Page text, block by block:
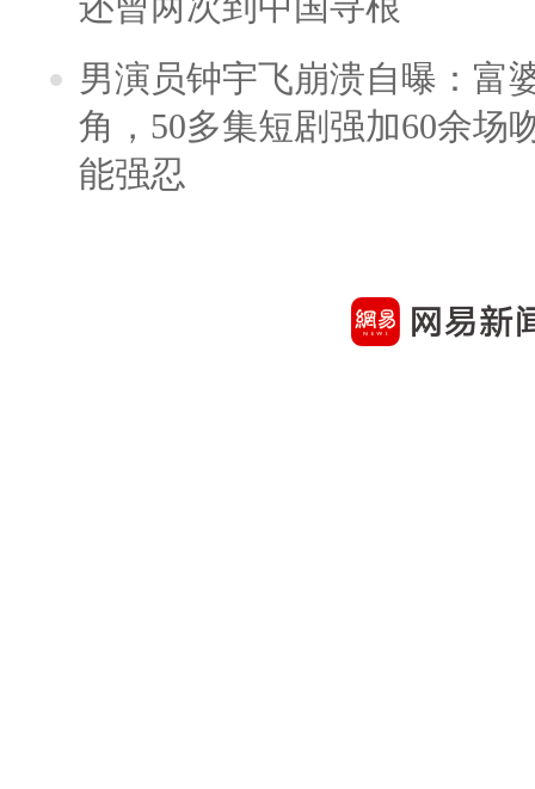
男演员钟宇飞崩溃自曝：富
角，50多集短剧强加60余场
能强忍